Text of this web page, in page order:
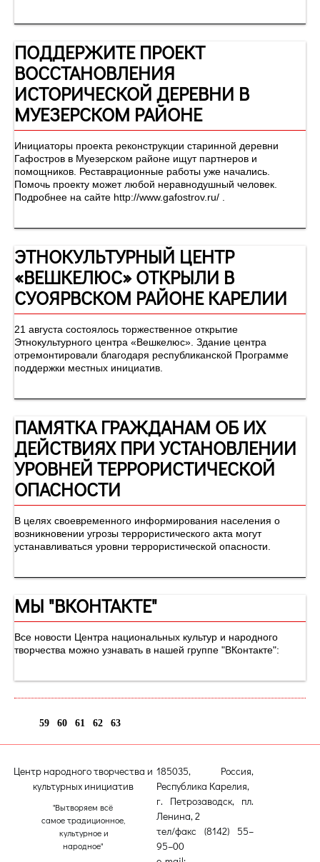
ПОДДЕРЖИТЕ ПРОЕКТ
ВОССТАНОВЛЕНИЯ
ИСТОРИЧЕСКОЙ ДЕРЕВНИ В
МУЕЗЕРСКОМ РАЙОНЕ
Инициаторы проекта реконструкции старинной деревни
Гафостров в Муезерском районе ищут партнеров и
помощников. Реставрационные работы уже начались.
Помочь проекту может любой неравнодушный человек.
Подробнее на сайте http://www.gafostrov.ru/ .
ЭТНОКУЛЬТУРНЫЙ ЦЕНТР
«ВЕШКЕЛЮС» ОТКРЫЛИ В
СУОЯРВСКОМ РАЙОНЕ КАРЕЛИИ
21 августа состоялось торжественное открытие
Этнокультурного центра «Вешкелюс». Здание центра
отремонтировали благодаря республиканской Программе
поддержки местных инициатив.
ПАМЯТКА ГРАЖДАНАМ ОБ ИХ
ДЕЙСТВИЯХ ПРИ УСТАНОВЛЕНИИ
УРОВНЕЙ ТЕРРОРИСТИЧЕСКОЙ
ОПАСНОСТИ
В целях своевременного информирования населения о
возникновении угрозы террористического акта могут
устанавливаться уровни террористической опасности.
МЫ "ВКОНТАКТЕ"
Все новости Центра национальных культур и народного
творчества можно узнавать в нашей группе "ВКонтакте":
59 60 61 62 63
Центр народного творчества и
культурных инициатив
"Вытворяем всё
самое традиционное,
культурное и
народное"
185035, Россия,
Республика Карелия,
г. Петрозаводск, пл.
Ленина, 2
тел/факс (8142) 55–
95–00